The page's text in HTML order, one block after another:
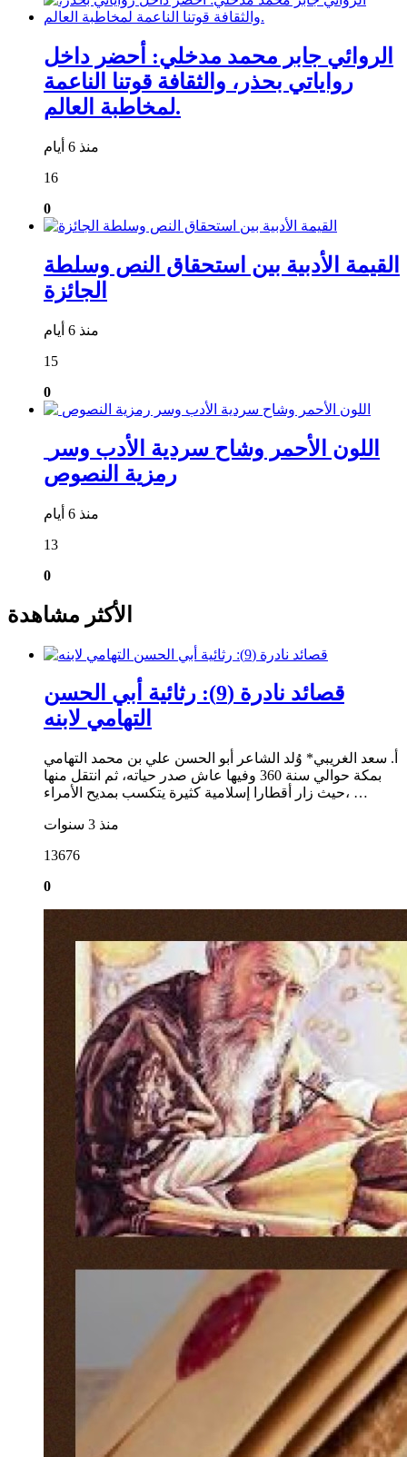
الروائي جابر محمد مدخلي: أحضر داخل
رواياتي بحذر، والثقافة قوتنا الناعمة
لمخاطبة العالم.
منذ 6 أيام
16
0
القيمة الأدبية بين استحقاق النص وسلطة
الجائزة
منذ 6 أيام
15
0
رمزية النصوص
منذ 6 أيام
13
0
الأكثر مشاهدة
قصائد نادرة (9): رثائية أبي الحسن
التهامي لابنه
أ. سعد الغريبي* وُلد الشاعر أبو الحسن علي بن محمد التهامي
بمكة حوالي سنة 360 وفيها عاش صدر حياته، ثم انتقل منها
حيث زار أقطارا إسلامية كثيرة يتكسب بمديح الأمراء، …
منذ 3 سنوات
13676
0